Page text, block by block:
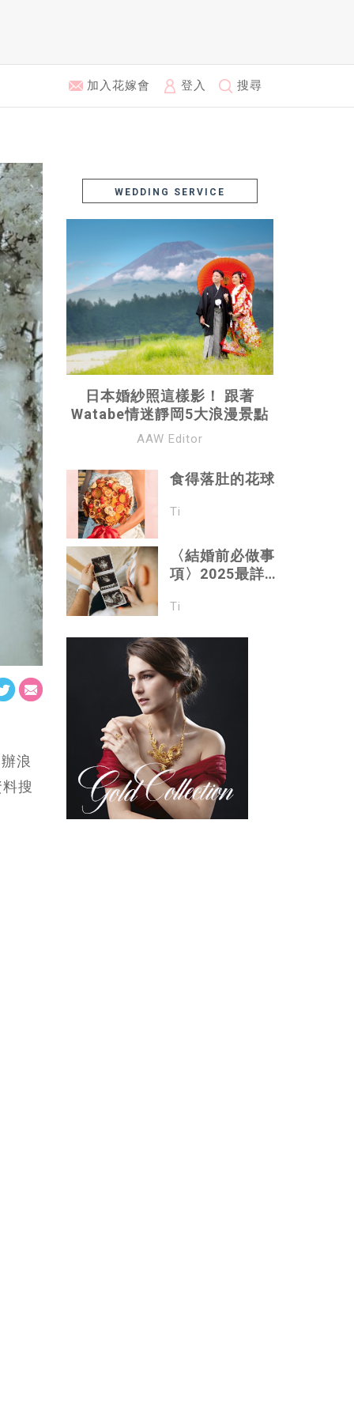
加入花嫁會 登入 搜尋
浪
搜
WEDDING SERVICE
日本婚紗照這樣影！ 跟著
Watabe情迷靜岡5大浪漫景點
AAW Editor
食得落肚的花球
Ti
〈結婚前必做事
項〉2025最詳細
目一覽 ｜各大婚
歡迎「金鑽婚前
檢查計劃」只需
HKD$6888，包
括6種癌症指數、
最全面大腸癌篩
檢及胃部幽門螺
旋菌檢查 | 為忙
於備婚準新人提
供上門抽血服務
Ti